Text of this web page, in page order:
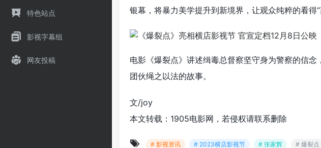
特色站点
影视字幕组
网友投稿
银幕，将暴力美学提升到新境界，让观众纯粹的看得“
电影《爆裂点》讲述缉毒总督察坚守身为警察的信
团伙绳之以法的故事。
文/joy
本文转载：1905电影网，若侵权请联系删除
# 影视资讯 # 2023横店影视节 # 张家辉 # 爆裂点